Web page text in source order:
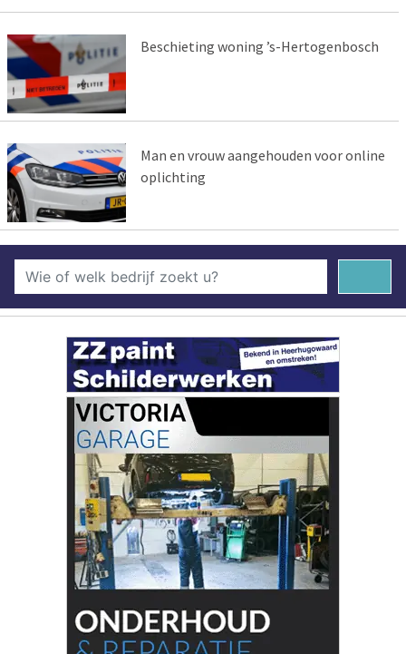
Beschieting woning ’s-Hertogenbosch
Man en vrouw aangehouden voor online
oplichting